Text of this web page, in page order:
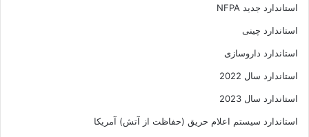
استاندارد جدید NFPA
استاندارد چینی
استاندارد داروسازی
استاندارد سال 2022
استاندارد سال 2023
استاندارد سیستم اعلام حریق (حفاظت از آتش) آمریکا